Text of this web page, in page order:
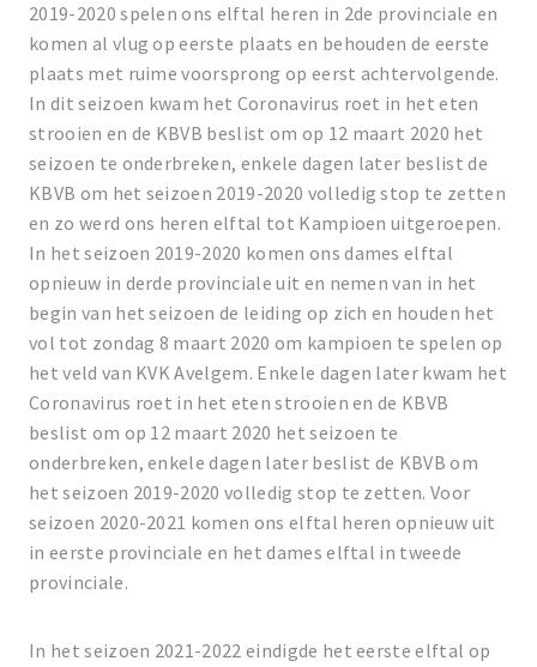
2019-2020 spelen ons elftal heren in 2de provinciale en
komen al vlug op eerste plaats en behouden de eerste
plaats met ruime voorsprong op eerst achtervolgende.
In dit seizoen kwam het Coronavirus roet in het eten
strooien en de KBVB beslist om op 12 maart 2020 het
seizoen te onderbreken, enkele dagen later beslist de
KBVB om het seizoen 2019-2020 volledig stop te zetten
en zo werd ons heren elftal tot Kampioen uitgeroepen.
In het seizoen 2019-2020 komen ons dames elftal
opnieuw in derde provinciale uit en nemen van in het
begin van het seizoen de leiding op zich en houden het
vol tot zondag 8 maart 2020 om kampioen te spelen op
het veld van KVK Avelgem. Enkele dagen later kwam het
Coronavirus roet in het eten strooien en de KBVB
beslist om op 12 maart 2020 het seizoen te
onderbreken, enkele dagen later beslist de KBVB om
het seizoen 2019-2020 volledig stop te zetten. Voor
seizoen 2020-2021 komen ons elftal heren opnieuw uit
in eerste provinciale en het dames elftal in tweede
provinciale.
In het seizoen 2021-2022 eindigde het eerste elftal op